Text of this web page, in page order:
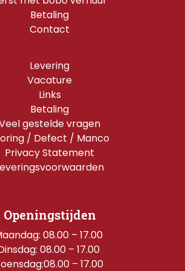
Betaling
Contact
Levering
Vacature
Links
Betaling
gestelde vragen
/ Defect / Manco
Privacy Statement
Openingstijden
08.00 – 17.00
08.00 – 17.00
– 17.00